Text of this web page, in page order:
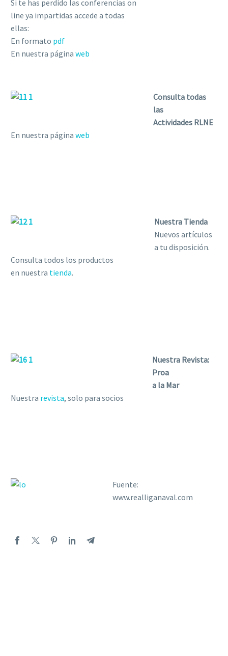
Si te has perdido las conferencias on
line ya impartidas accede a todas
ellas:
En formato pdf
En nuestra página web
Consulta todas
las
Actividades RLNE
En nuestra página web
Nuestra Tienda
Nuevos artículos
a tu disposición.
Consulta todos los productos
en nuestra tienda.
Nuestra Revista:
Proa
a la Mar
Nuestra revista, solo para socios
Fuente:
www.realliganaval.com